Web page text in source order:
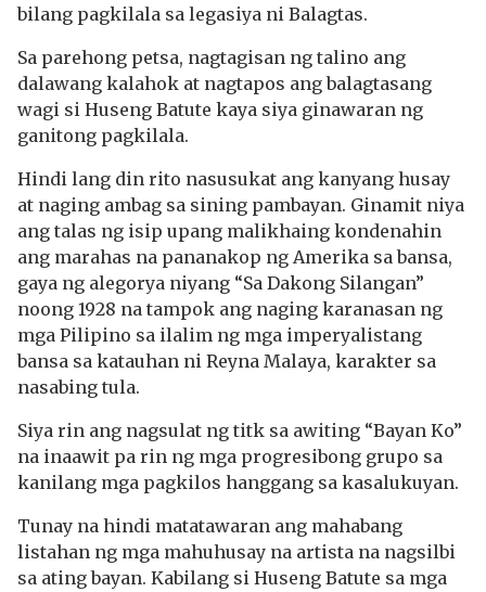
bilang pagkilala sa legasiya ni Balagtas.
Sa parehong petsa, nagtagisan ng talino ang
dalawang kalahok at nagtapos ang balagtasang
wagi si Huseng Batute kaya siya ginawaran ng
ganitong pagkilala.
Hindi lang din rito nasusukat ang kanyang husay
at naging ambag sa sining pambayan. Ginamit niya
ang talas ng isip upang malikhaing kondenahin
ang marahas na pananakop ng Amerika sa bansa,
gaya ng alegorya niyang “Sa Dakong Silangan”
noong 1928 na tampok ang naging karanasan ng
mga Pilipino sa ilalim ng mga imperyalistang
bansa sa katauhan ni Reyna Malaya, karakter sa
nasabing tula.
Siya rin ang nagsulat ng titk sa awiting “Bayan Ko”
na inaawit pa rin ng mga progresibong grupo sa
kanilang mga pagkilos hanggang sa kasalukuyan.
Tunay na hindi matatawaran ang mahabang
listahan ng mga mahuhusay na artista na nagsilbi
sa ating bayan. Kabilang si Huseng Batute sa mga